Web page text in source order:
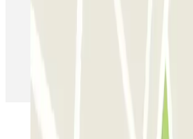
Parking en Sants - Estación de Barcelona